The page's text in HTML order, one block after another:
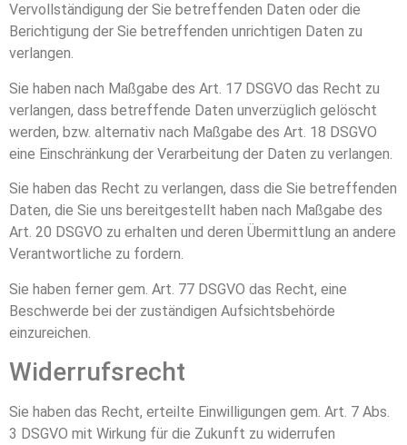
Vervollständigung der Sie betreffenden Daten oder die
Berichtigung der Sie betreffenden unrichtigen Daten zu
verlangen.
Sie haben nach Maßgabe des Art. 17 DSGVO das Recht zu
verlangen, dass betreffende Daten unverzüglich gelöscht
werden, bzw. alternativ nach Maßgabe des Art. 18 DSGVO
eine Einschränkung der Verarbeitung der Daten zu verlangen.
Sie haben das Recht zu verlangen, dass die Sie betreffenden
Daten, die Sie uns bereitgestellt haben nach Maßgabe des
Art. 20 DSGVO zu erhalten und deren Übermittlung an andere
Verantwortliche zu fordern.
Sie haben ferner gem. Art. 77 DSGVO das Recht, eine
Beschwerde bei der zuständigen Aufsichtsbehörde
einzureichen.
Widerrufsrecht
Sie haben das Recht, erteilte Einwilligungen gem. Art. 7 Abs.
3 DSGVO mit Wirkung für die Zukunft zu widerrufen